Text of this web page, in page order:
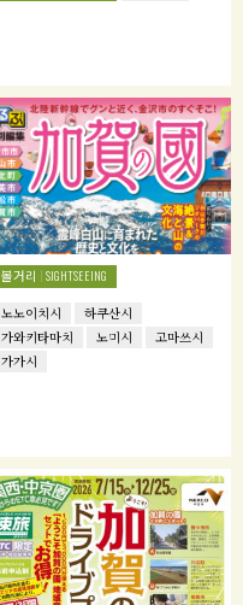
볼거리 SIGHTSEEING
노노이치시
하쿠산시
가와키타마치
노미시
고마쓰시
가가시